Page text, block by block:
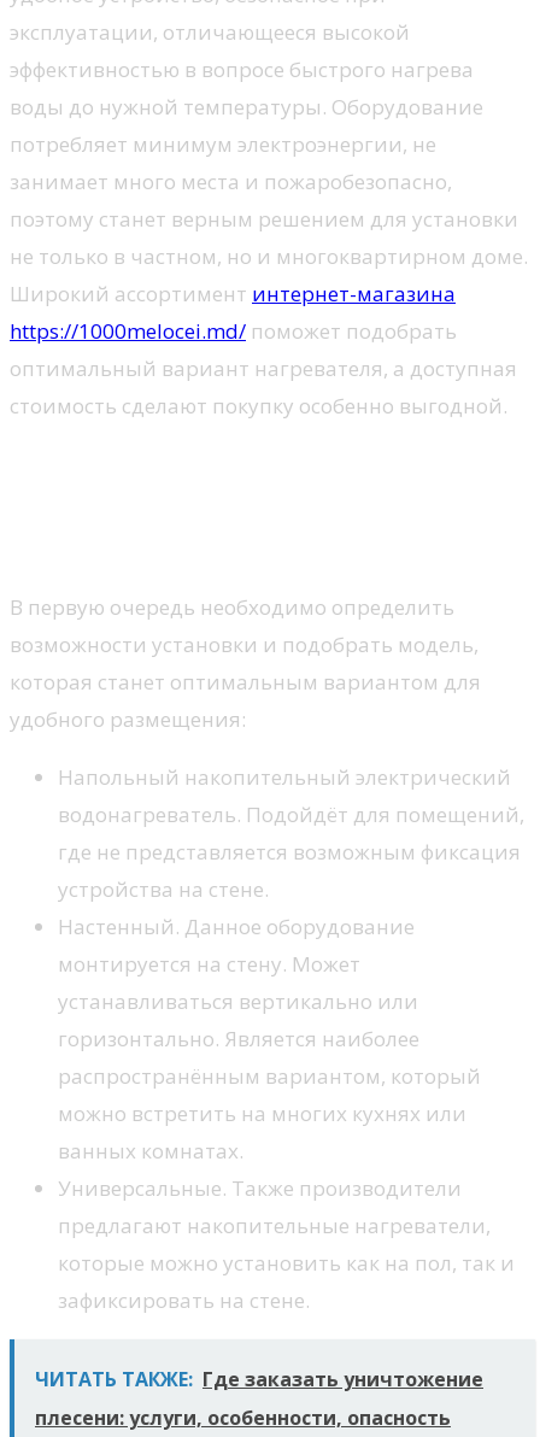
эксплуатации, отличающееся высокой
эффективностью в вопросе быстрого нагрева
воды до нужной температуры. Оборудование
потребляет минимум электроэнергии, не
занимает много места и пожаробезопасно,
поэтому станет верным решением для установки
не только в частном, но и многоквартирном доме.
Широкий ассортимент интернет-магазина
https://1000melocei.md/ поможет подобрать
оптимальный вариант нагревателя, а доступная
стоимость сделают покупку особенно выгодной.
В первую очередь необходимо определить
возможности установки и подобрать модель,
которая станет оптимальным вариантом для
удобного размещения:
Напольный накопительный электрический
водонагреватель. Подойдёт для помещений,
где не представляется возможным фиксация
устройства на стене.
Настенный. Данное оборудование
монтируется на стену. Может
устанавливаться вертикально или
горизонтально. Является наиболее
распространённым вариантом, который
можно встретить на многих кухнях или
ванных комнатах.
Универсальные. Также производители
предлагают накопительные нагреватели,
которые можно установить как на пол, так и
зафиксировать на стене.
ЧИТАТЬ ТАКЖЕ: Где заказать уничтожение
плесени: услуги, особенности, опасность